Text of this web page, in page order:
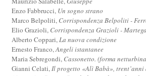
Enzo Fabbrucci, Un sogno strano
Marco Belpoliti, Corrispondenza Belpoliti -
Elio Grazioli, Corrispondenza Grazioli -
Alberto Coppari,La nuova condizione
Ernesto Franco,Angeli istantanee
Maria Sebregondi, Cassonetto. (forma
Gianni Celati,Il progetto «Alì Babà», trent’anni